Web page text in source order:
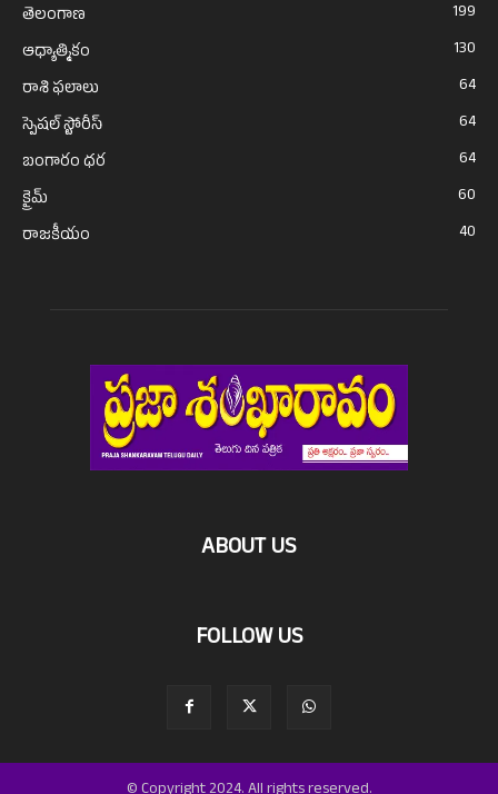
తెలంగాణ
199
ఆధ్యాత్మికం
130
రాశి ఫలాలు
64
స్పెషల్ స్టోరీస్
64
బంగారం ధర
64
క్రైమ్
60
రాజకీయం
40
ABOUT US
FOLLOW US